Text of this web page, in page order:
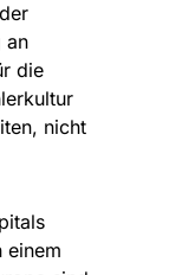
an
die
nicht
einem